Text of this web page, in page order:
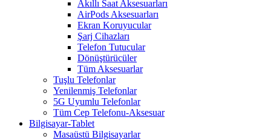
Akıllı Saat Aksesuarları
AirPods Aksesuarları
Ekran Koruyucular
Şarj Cihazları
Telefon Tutucular
Dönüştürücüler
Tüm Aksesuarlar
Tuşlu Telefonlar
Yenilenmiş Telefonlar
5G Uyumlu Telefonlar
Tüm Cep Telefonu-Aksesuar
Bilgisayar-Tablet
Masaüstü Bilgisayarlar